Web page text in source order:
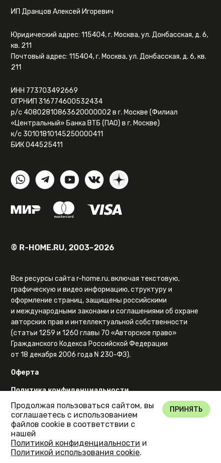
ИП Дранцов Алексей Игоревич
Юридический адрес: 115404, г. Москва, ул. Донбасская, д. 6,
кв. 211
Почтовый адрес: 115404, г. Москва, ул. Донбасская, д. 6, кв.
211
ИНН 773703492669
ОГРНИП 316774600532434
р/с 40802810863620000002 в г. Москве (Филиал
«Центральный» Банка ВТБ (ПАО) в г. Москве)
к/с 30101810145250000411
БИК 044525411
© R-HOME.RU, 2003–2026
Все ресурсы сайта r-home.ru, включая текстовую,
графическую и видео информацию, структуру и
оформление страниц, защищены российскими
и международными законами и соглашениями об охране
авторских прав и интеллектуальной собственности
(статьи 1259 и 1260 главы 70 «Авторское право»
Гражданского Кодекса Российской Федерации
от 18 декабря 2006 года N 230-ФЗ).
Оферта
Политика конфиденциальности
Карта сайта
Продолжая пользоваться сайтом, вы
соглашаетесь с использованием
файлов cookie в соответствии с
нашей
Политикой конфиденциальности и
Политикой использования cookie.
ПРИНЯТЬ